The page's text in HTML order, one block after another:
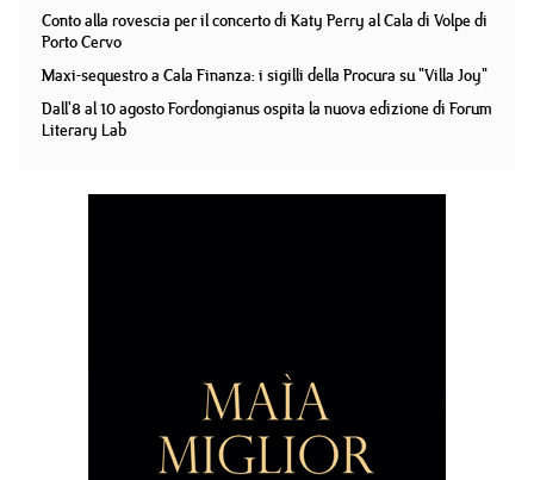
Conto alla rovescia per il concerto di Katy Perry al Cala di Volpe di
Porto Cervo
Maxi-sequestro a Cala Finanza: i sigilli della Procura su "Villa Joy"
Dall'8 al 10 agosto Fordongianus ospita la nuova edizione di Forum
Literary Lab